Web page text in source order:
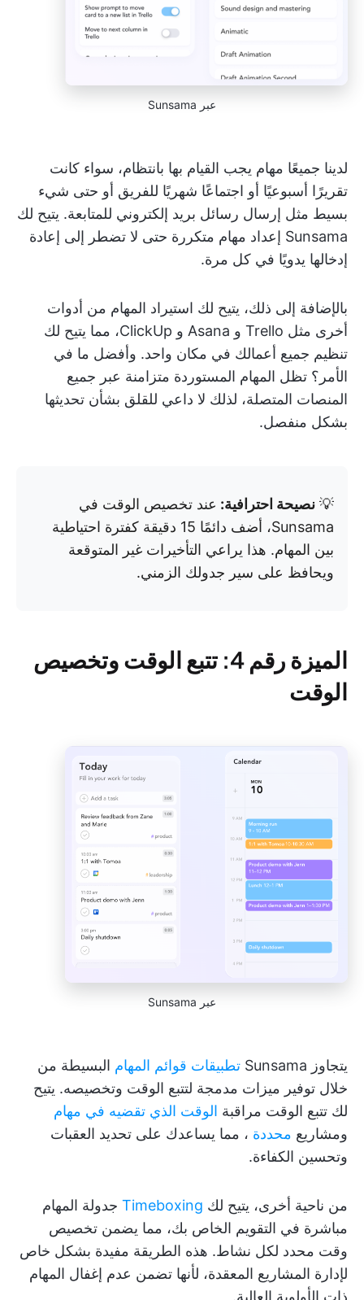
عبر Sunsama
لدينا جميعًا مهام يجب القيام بها بانتظام، سواء كانت
تقريرًا أسبوعيًا أو اجتماعًا شهريًا للفريق أو حتى شيء
بسيط مثل إرسال رسائل بريد إلكتروني للمتابعة. يتيح لك
Sunsama إعداد مهام متكررة حتى لا تضطر إلى إعادة
إدخالها يدويًا في كل مرة.
بالإضافة إلى ذلك، يتيح لك استيراد المهام من أدوات
أخرى مثل Trello و Asana و ClickUp، مما يتيح لك
تنظيم جميع أعمالك في مكان واحد. وأفضل ما في
الأمر؟ تظل المهام المستوردة متزامنة عبر جميع
المنصات المتصلة، لذلك لا داعي للقلق بشأن تحديثها
بشكل منفصل.
💡 نصيحة احترافية: عند تخصيص الوقت في
Sunsama، أضف دائمًا 15 دقيقة كفترة احتياطية
بين المهام. هذا يراعي التأخيرات غير المتوقعة
ويحافظ على سير جدولك الزمني.
الميزة رقم 4: تتبع الوقت وتخصيص
الوقت
عبر Sunsama
يتجاوز Sunsama تطبيقات قوائم المهام البسيطة من
خلال توفير ميزات مدمجة لتتبع الوقت وتخصيصه. يتيح
لك تتبع الوقت مراقبة الوقت الذي تقضيه في مهام
ومشاريع محددة ، مما يساعدك على تحديد العقبات
وتحسين الكفاءة.
من ناحية أخرى، يتيح لك Timeboxing جدولة المهام
مباشرة في التقويم الخاص بك، مما يضمن تخصيص
وقت محدد لكل نشاط. هذه الطريقة مفيدة بشكل خاص
لإدارة المشاريع المعقدة، لأنها تضمن عدم إغفال المهام
ذات الأولوية العالية.